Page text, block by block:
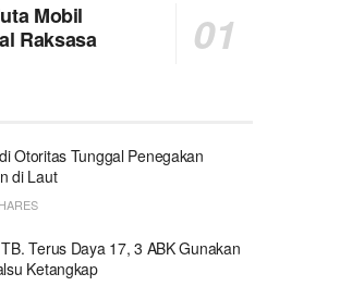
Mobil
Raksasa
Otoritas Tunggal Penegakan
di Laut
Terus Daya 17, 3 ABK Gunakan
Ketangkap